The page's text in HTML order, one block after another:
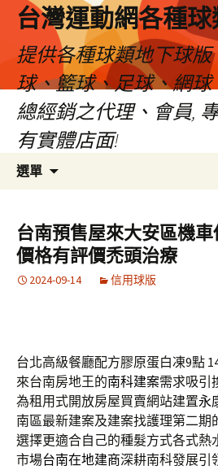
台灣運動網各種
提供各種球類地下球
球、籃球、足球、網
總經銷之代理、會員,
有實體店面!
選單
容
區
台南預售屋來大安區機
價格有評價禿頭治療
2024-09-14 信用球版
台北高級餐廳配方膠原蛋白凍9點
來台南房地王的南科建案需求吸引
為租用式開放房屋買賣網站建置永
南區最新建案及建案找護理第二期
選擇更適合自己的種髮方式各式熱
市場台南在地建商深耕南科發展引